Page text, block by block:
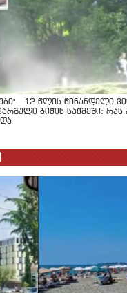
- 12 წლის წინანდელი
ბიჭის საქმეში: რას